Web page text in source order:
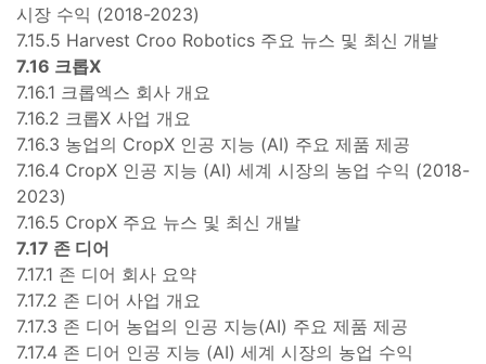
시장 수익 (2018-2023)
7.15.5 Harvest Croo Robotics 주요 뉴스 및 최신 개발
7.16 크롭X
7.16.1 크롭엑스 회사 개요
7.16.2 크롭X 사업 개요
7.16.3 농업의 CropX 인공 지능 (AI) 주요 제품 제공
7.16.4 CropX 인공 지능 (AI) 세계 시장의 농업 수익 (2018-
2023)
7.16.5 CropX 주요 뉴스 및 최신 개발
7.17 존 디어
7.17.1 존 디어 회사 요약
7.17.2 존 디어 사업 개요
7.17.3 존 디어 농업의 인공 지능(AI) 주요 제품 제공
7.17.4 존 디어 인공 지능 (AI) 세계 시장의 농업 수익